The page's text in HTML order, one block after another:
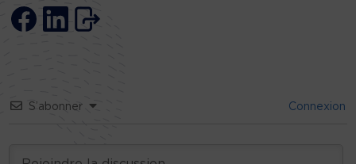
S’abonner Connexion